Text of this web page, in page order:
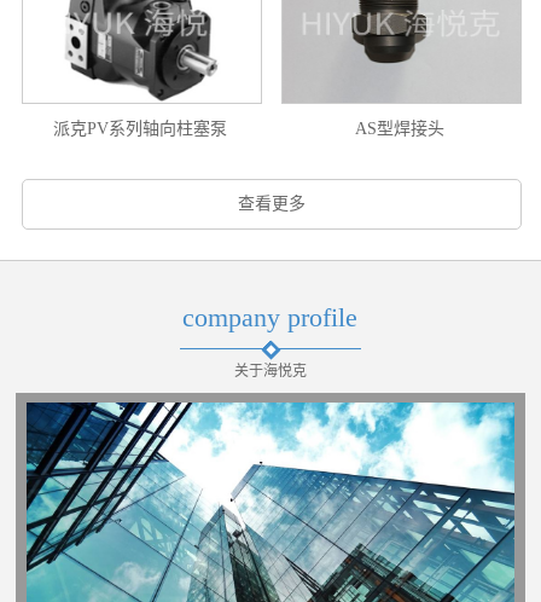
派克PV系列轴向柱塞泵 AS型焊接头
查看更多
company profile
关于海悦克